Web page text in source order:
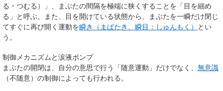
る・つむる）」、まぶたの間隔を極端に狭くすることを「目を細め
る」と呼ぶ。また、目を開けている状態から、まぶたを一瞬だけ閉じ
てすぐに再び開く運動を瞬き（まばたき、瞬目：しゅんもく）
とい
う。
制御メカニズムと涙液ポンプ
まぶたの開閉は、自分の意思で行う「随意運動」だけでなく、 無意識
（不随意）の制御によっても行われる。